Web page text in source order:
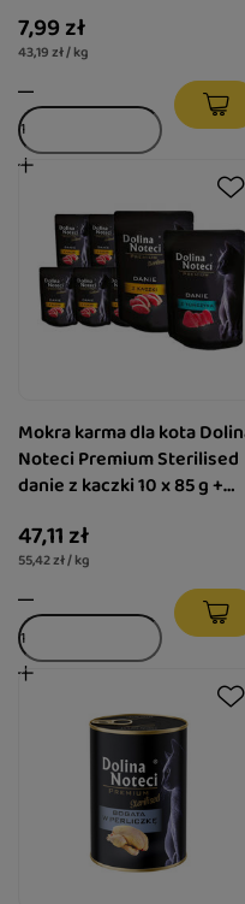
7,99 zł
43,19 zł / kg
Mokra karma dla kota
Noteci Premium Sterilised
danie z kaczki 10 x 85 g +
47,11 zł
55,42 zł / kg